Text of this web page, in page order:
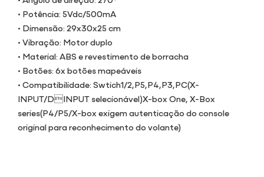
• Potência: 5Vdc/500mA
• Dimensão: 29x30x25 cm
• Vibração: Motor duplo
• Material: ABS e revestimento de borracha
• Botões: 6x botões mapeáveis
• Compatibilidade: Swtich1/2,P5,P4,P3,PC(X-
INPUT/DINPUT selecionável)X-box One, X-Box
series(P4/P5/X-box exigem autenticação do console
original para reconhecimento do volante)